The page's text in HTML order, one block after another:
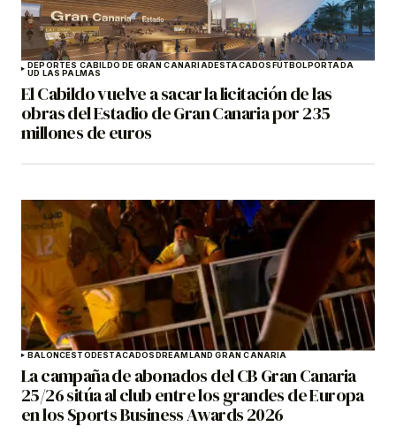
DEPORTES CABILDO DE GRAN CANARIADESTACADOSFÚTBOLPORTADA
UD LAS PALMAS
El Cabildo vuelve a sacar la licitación de las
obras del Estadio de Gran Canaria por 235
millones de euros
BALONCESTODESTACADOSDREAMLAND GRAN CANARIA
La campaña de abonados del CB Gran Canaria
25/26 sitúa al club entre los grandes de Europa
en los Sports Business Awards 2026